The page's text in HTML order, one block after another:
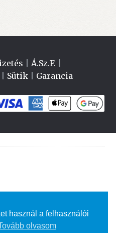
Á.Sz.F.
Sütik| Garancia
használ a felhasználói
olvasom